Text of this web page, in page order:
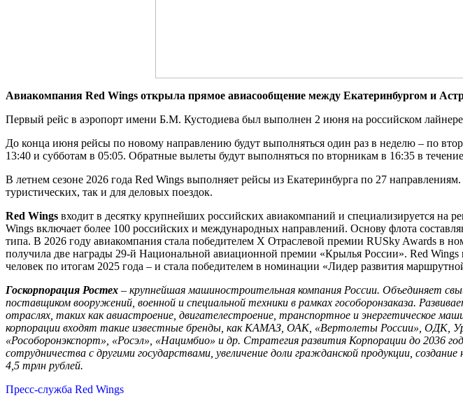
Авиакомпания Red Wings открыла прямое авиасообщение между Екатеринбургом и
Первый рейс в аэропорт имени Б.М. Кустодиева был выполнен 2 июня на российском лайнере
До конца июня рейсы по новому направлению будут выполняться один раз в неделю – по
13:40 и субботам в 05:05. Обратные вылеты будут выполняться по вторникам в 16:35 в
В летнем сезоне 2026 года Red Wings выполняет рейсы из Екатеринбурга по 27
туристических, так и для деловых поездок.
Red Wings входит в десятку крупнейших российских авиакомпаний и специализируется на
Wings включает более 100 российских и международных направлений. Основу флота
типа. В 2026 году авиакомпания стала победителем X Отраслевой премии RUSky Awards в
получила две награды 29-й Национальной авиационной премии «Крылья России». Red
человек по итогам 2025 года – и стала победителем в номинации «Лидер развития
Госкорпорация Ростех – крупнейшая машиностроительная компания России. Объединяет
поставщиком вооружений, военной и специальной техники в рамках гособоронзаказа.
отраслях, таких как авиастроение, двигателестроение, транспортное и энергетическое
корпорации входят такие известные бренды, как КАМАЗ, ОАК, «Вертолеты России», ОДК,
«Рособоронэкспорт», «Росэл», «Нацимбио» и др. Стратегия развития Корпорации до 2036
сотрудничества с другими государствами, увеличение доли гражданской продукции,
4,5 трлн рублей.
Пресс-cлужба Red Wings